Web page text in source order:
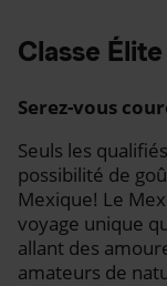
Classe
Serez-vous
Seuls les
possibilité de
Mexique! Le
voyage unique
allant des
amateurs de